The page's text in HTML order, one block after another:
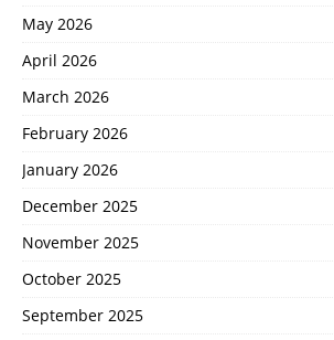
May 2026
April 2026
March 2026
February 2026
January 2026
December 2025
November 2025
October 2025
September 2025